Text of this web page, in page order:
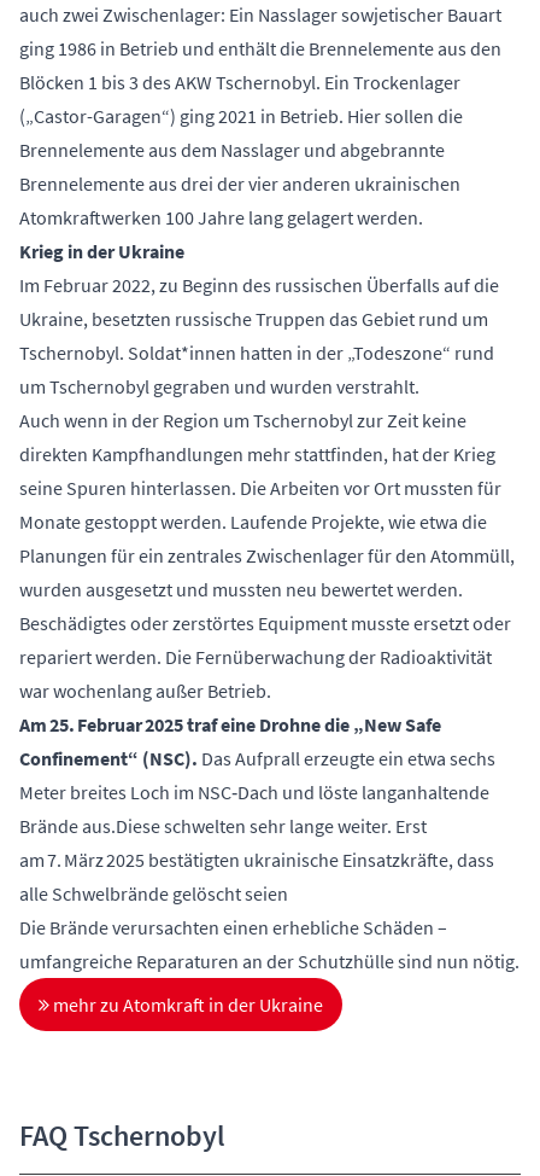
auch zwei Zwischenlager: Ein Nasslager sowjetischer Bauart
ging 1986 in Betrieb und enthält die Brennelemente aus den
Blöcken 1 bis 3 des AKW Tschernobyl. Ein Trockenlager
(„Castor-Garagen“) ging 2021 in Betrieb. Hier sollen die
Brennelemente aus dem Nasslager und abgebrannte
Brennelemente aus drei der vier anderen ukrainischen
Atomkraftwerken 100 Jahre lang gelagert werden.
Krieg in der Ukraine
Im Februar 2022, zu Beginn des russischen Überfalls auf die
Ukraine, besetzten russische Truppen das Gebiet rund um
Tschernobyl. Soldat*innen hatten in der „Todeszone“ rund
um Tschernobyl gegraben und wurden verstrahlt.
Auch wenn in der Region um Tschernobyl zur Zeit keine
direkten Kampfhandlungen mehr stattfinden, hat der Krieg
seine Spuren hinterlassen. Die Arbeiten vor Ort mussten für
Monate gestoppt werden. Laufende Projekte, wie etwa die
Planungen für ein zentrales Zwischenlager für den Atommüll,
wurden ausgesetzt und mussten neu bewertet werden.
Beschädigtes oder zerstörtes Equipment musste ersetzt oder
repariert werden. Die Fernüberwachung der Radioaktivität
war wochenlang außer Betrieb.
Am 25. Februar 2025 traf eine Drohne die „New Safe
Confinement“ (NSC). Das Aufprall erzeugte ein etwa sechs
Meter breites Loch im NSC‑Dach und löste langanhaltende
Brände aus.Diese schwelten sehr lange weiter. Erst
am 7. März 2025 bestätigten ukrainische Einsatzkräfte, dass
alle Schwelbrände gelöscht seien
Die Brände verursachten einen erhebliche Schäden –
umfangreiche Reparaturen an der Schutzhülle sind nun nötig.
mehr zu Atomkraft in der Ukraine
FAQ Tschernobyl